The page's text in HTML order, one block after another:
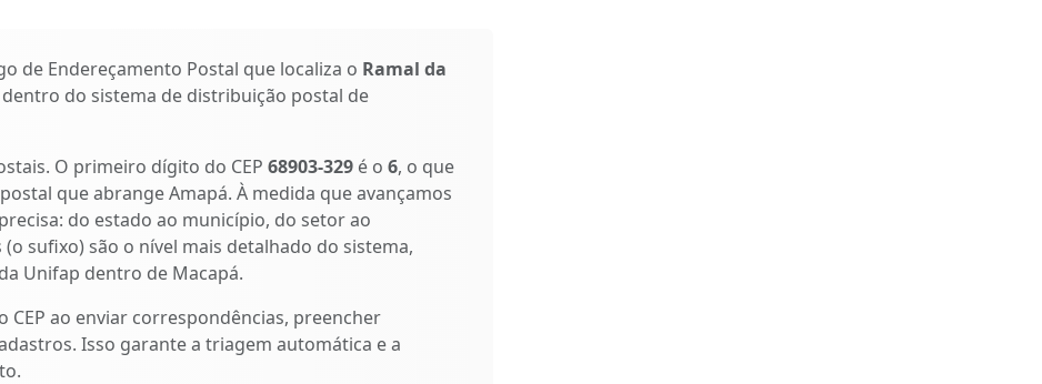
de Endereçamento Postal que localiza o Ramal da
dentro do sistema de distribuição postal de
O primeiro dígito do CEP 68903-329 é o 6, o que
que abrange Amapá. À medida que avançamos
do estado ao município, do setor ao
sufixo) são o nível mais detalhado do sistema,
Unifap dentro de Macapá.
CEP ao enviar correspondências, preencher
Isso garante a triagem automática e a